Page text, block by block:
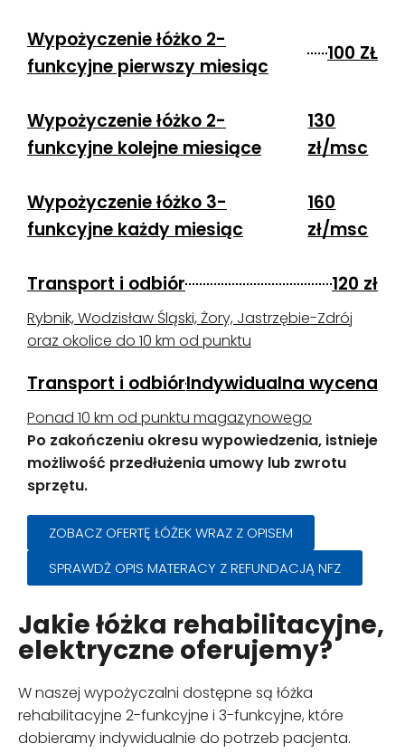
Wypożyczenie łóżko 2-
funkcyjne pierwszy miesiąc
100 ZŁ
Wypożyczenie łóżko 2-
funkcyjne kolejne miesiące
130
zł/msc
Wypożyczenie łóżko 3-
funkcyjne każdy miesiąc
160
zł/msc
Transport i odbiór 120 zł
Rybnik, Wodzisław Śląski, Żory, Jastrzębie-Zdrój
oraz okolice do 10 km od punktu
Transport i odbiórIndywidualna wycena
Ponad 10 km od punktu magazynowego
Po zakończeniu okresu wypowiedzenia, istnieje
możliwość przedłużenia umowy lub zwrotu
sprzętu.
ZOBACZ OFERTĘ ŁÓŻEK WRAZ Z OPISEM
SPRAWDŻ OPIS MATERACY Z REFUNDACJĄ NFZ
Jakie łóżka rehabilitacyjne,
elektryczne oferujemy?
W naszej wypożyczalni dostępne są łóżka
rehabilitacyjne 2-funkcyjne i 3-funkcyjne, które
dobieramy indywidualnie do potrzeb pacjenta.